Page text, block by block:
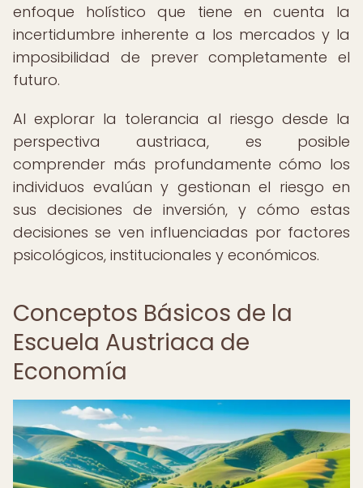
enfoque holístico que tiene en cuenta la
incertidumbre inherente a los mercados y la
imposibilidad de prever completamente el
futuro.
Al explorar la tolerancia al riesgo desde la
perspectiva austriaca, es posible
comprender más profundamente cómo los
individuos evalúan y gestionan el riesgo en
sus decisiones de inversión, y cómo estas
decisiones se ven influenciadas por factores
psicológicos, institucionales y económicos.
Conceptos Básicos de la
Escuela Austriaca de
Economía